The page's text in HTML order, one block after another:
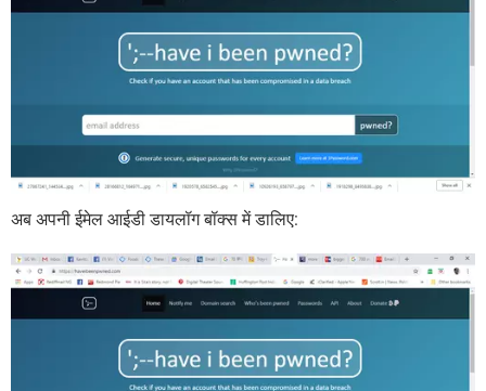
अब अपनी ईमेल आईडी डायलॉग बॉक्स में डालिए: